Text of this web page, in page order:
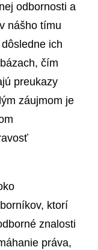
odbornosti a
nášho tímu
ich
čím
preukazy
záujmom je
ktorí
znalosti
práva,